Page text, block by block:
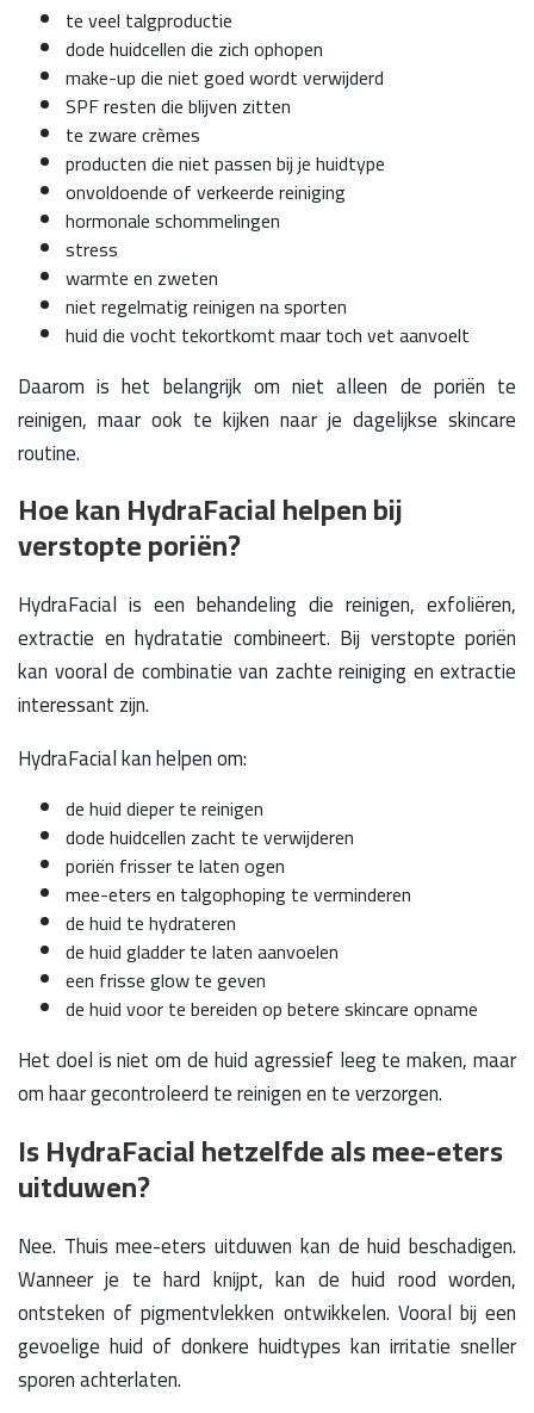
te veel talgproductie
dode huidcellen die zich ophopen
make-up die niet goed wordt verwijderd
SPF resten die blijven zitten
te zware crèmes
producten die niet passen bij je huidtype
onvoldoende of verkeerde reiniging
hormonale schommelingen
stress
warmte en zweten
niet regelmatig reinigen na sporten
huid die vocht tekortkomt maar toch vet aanvoelt
Daarom is het belangrijk om niet alleen de poriën te
reinigen, maar ook te kijken naar je dagelijkse skincare
routine.
Hoe kan HydraFacial helpen bij
verstopte poriën?
HydraFacial is een behandeling die reinigen, exfoliëren,
extractie en hydratatie combineert. Bij verstopte poriën
kan vooral de combinatie van zachte reiniging en extractie
interessant zijn.
HydraFacial kan helpen om:
de huid dieper te reinigen
dode huidcellen zacht te verwijderen
poriën frisser te laten ogen
mee-eters en talgophoping te verminderen
de huid te hydrateren
de huid gladder te laten aanvoelen
een frisse glow te geven
de huid voor te bereiden op betere skincare opname
Het doel is niet om de huid agressief leeg te maken, maar
om haar gecontroleerd te reinigen en te verzorgen.
Is HydraFacial hetzelfde als mee-eters
uitduwen?
Nee. Thuis mee-eters uitduwen kan de huid beschadigen.
Wanneer je te hard knijpt, kan de huid rood worden,
ontsteken of pigmentvlekken ontwikkelen. Vooral bij een
gevoelige huid of donkere huidtypes kan irritatie sneller
sporen achterlaten.